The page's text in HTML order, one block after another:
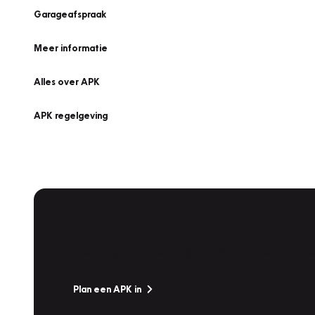
Garageafspraak
Meer informatie
Alles over APK
APK regelgeving
Plan een APK in